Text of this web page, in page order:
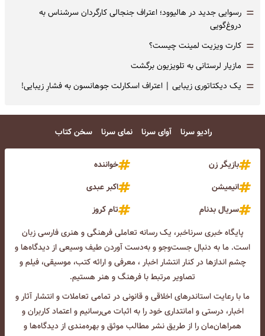
= رسوایی جدید در هالیوود؛ اعتراف جنجالی کارگردان سرشناس به
دروغ‌گویی
= کارت ویزیت لمینت چیست؟
= مازیار لرستانی به تلویزیون برگشت
= یک دیکتاتوری زیبایی | اعتراف اسکارلت جوهانسون به فشارِ زیبایی!
رادیو سرنا آوای سرنا نمای سرنا سخن کتاب
بازیگر زن
خواننده
انیمیشن
اکبر عبدی
سریال بدنام
تام کروز
پایگاه خبری سرناخبر، یک رسانه تعاملی فرهنگی و هنری فارسی زبان
است. ما به دنبال جست‌و‌جو و به‌دست آوردن طیف وسیعی از دیدگاه‌ها و
چشم انداز‌ها در کنار انتشار اخبار ، معرفی و ارائه کتب، موسیقی، فیلم و
تصاویر مرتبط با فرهنگ و هنر هستیم.
ما با رعایت استاندرهای اخلاقی و قانونی در تمامی تعاملات و انتشار آثار و
اخبار، درستی و امانتداری خود را به اثبات می‌رسانیم و اعتماد کاربران و
همراهان‌مان را از طریق نشر مطالب موثق و بهره‌مندی از دیدگاه‌ها و